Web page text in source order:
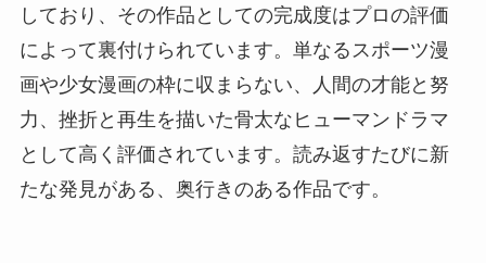
しており、その作品としての完成度はプロの評価
によって裏付けられています。単なるスポーツ漫
画や少女漫画の枠に収まらない、人間の才能と努
力、挫折と再生を描いた骨太なヒューマンドラマ
として高く評価されています。読み返すたびに新
たな発見がある、奥行きのある作品です。